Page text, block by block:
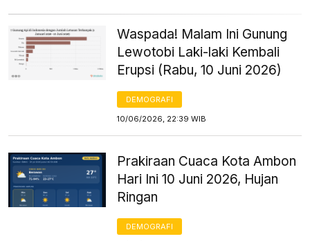
Waspada! Malam Ini Gunung
Lewotobi Laki-laki Kembali
Erupsi (Rabu, 10 Juni 2026)
DEMOGRAFI
10/06/2026, 22:39 WIB
Prakiraan Cuaca Kota Ambon
Hari Ini 10 Juni 2026, Hujan
Ringan
DEMOGRAFI